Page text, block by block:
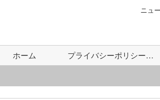
ニュ
ホーム プライバシーポリシー・免責事項